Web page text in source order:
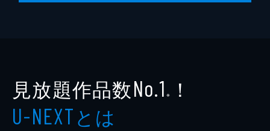
見放題作品数No.1 ※ ！
U-NEXTとは